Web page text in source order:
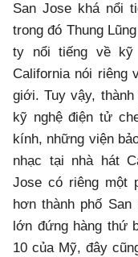
San Jose khá nổi
trong đó Thung
ty nổi tiếng về kỹ
California nói riêng
giới. Tuy vậy,
kỹ nghệ điện tử
kính, những viện
nhạc tại nhà hát
Jose có riêng một
hơn thành phố
lớn đứng hàng thứ
10 của Mỹ, đây